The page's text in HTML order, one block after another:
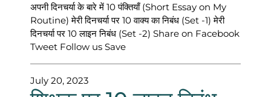
अपनी दिनचर्या के बारे में 10 पंक्तियाँ (Short Essay on My
Routine) मेरी दिनचर्या पर 10 वाक्य का निबंध (Set -1) मेरी
दिनचर्या पर 10 लाइन निबंध (Set -2) Share on Facebook
Tweet Follow us Save
July 20, 2023